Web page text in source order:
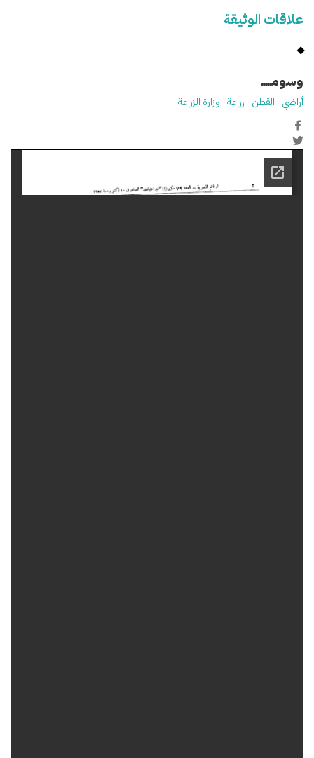
علاقات الوثيقة
وسومـــــ
أراضي القطن زراعة وزارة الزراعة